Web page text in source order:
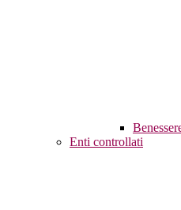
Enti controllati